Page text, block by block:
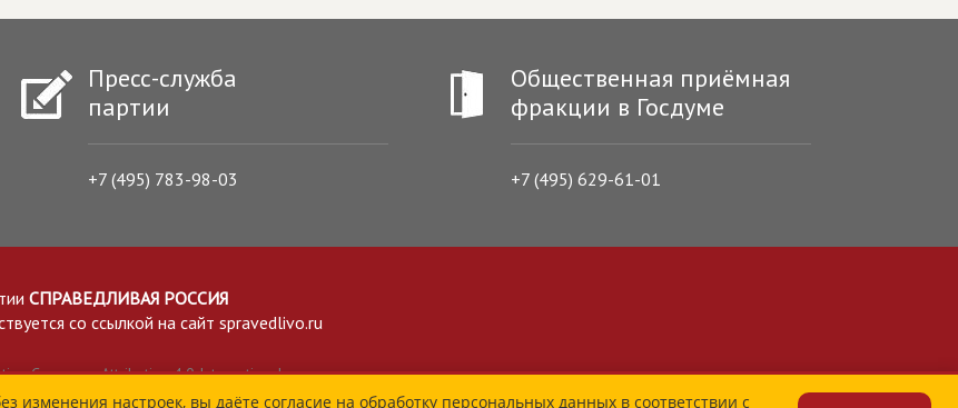
Пресс-служба
партии
+7 (495) 783-98-03
Общественная приёмная
фракции в Госдуме
+7 (495) 629-61-01
СПРАВЕДЛИВАЯ РОССИЯ
со ссылкой на сайт spravedlivo.ru
Commons Attribution 4.0 International
изменения настроек, вы даёте согласие на обработку персональных данных в соответствии с